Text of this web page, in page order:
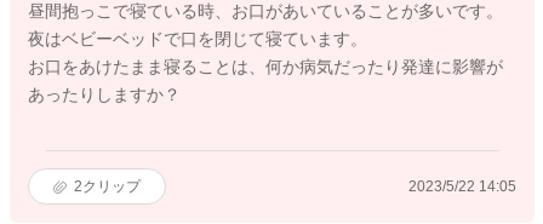
昼間抱っこで寝ている時、お口があいていることが多いです。
夜はベビーベッドで口を閉じて寝ています。
お口をあけたまま寝ることは、何か病気だったり発達に影響が
あったりしますか？
2クリップ 2023/5/22 14:05